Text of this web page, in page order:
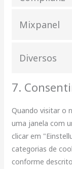
Mixpanel
Diversos
7.
Quando visitar o
uma janela com
clicar em
categorias de
conforme